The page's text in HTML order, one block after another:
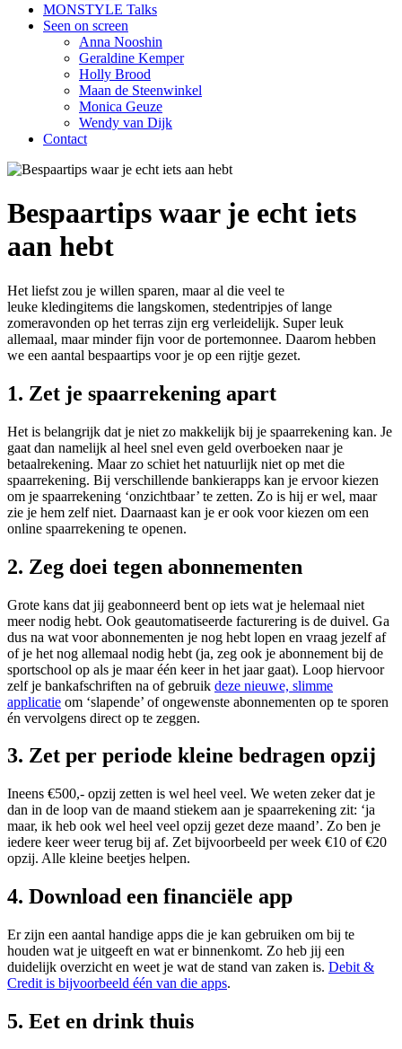
MONSTYLE Talks
Seen on screen
Anna Nooshin
Geraldine Kemper
Holly Brood
Maan de Steenwinkel
Monica Geuze
Wendy van Dijk
Contact
Bespaartips waar je echt iets
aan hebt
Het liefst zou je willen sparen, maar al die veel te
leuke kledingitems die langskomen, stedentripjes of lange
zomeravonden op het terras zijn erg verleidelijk. Super leuk
allemaal, maar minder fijn voor de portemonnee. Daarom hebben
we een aantal bespaartips voor je op een rijtje gezet.
1. Zet je spaarrekening apart
Het is belangrijk dat je niet zo makkelijk bij je spaarrekening kan. Je
gaat dan namelijk al heel snel even geld overboeken naar je
betaalrekening. Maar zo schiet het natuurlijk niet op met die
spaarrekening. Bij verschillende bankierapps kan je ervoor kiezen
om je spaarrekening ‘onzichtbaar’ te zetten. Zo is hij er wel, maar
zie je hem zelf niet. Daarnaast kan je er ook voor kiezen om een
online spaarrekening te openen.
2. Zeg doei tegen abonnementen
Grote kans dat jij geabonneerd bent op iets wat je helemaal niet
meer nodig hebt. Ook geautomatiseerde facturering is de duivel. Ga
dus na wat voor abonnementen je nog hebt lopen en vraag jezelf af
of je het nog allemaal nodig hebt (ja, zeg ook je abonnement bij de
sportschool op als je maar één keer in het jaar gaat). Loop hiervoor
zelf je bankafschriften na of gebruik deze nieuwe, slimme
applicatie om ‘slapende’ of ongewenste abonnementen op te sporen
én vervolgens direct op te zeggen.
3. Zet per periode kleine bedragen opzij
Ineens €500,- opzij zetten is wel heel veel. We weten zeker dat je
dan in de loop van de maand stiekem aan je spaarrekening zit: ‘ja
maar, ik heb ook wel heel veel opzij gezet deze maand’. Zo ben je
iedere keer weer terug bij af. Zet bijvoorbeeld per week €10 of €20
opzij. Alle kleine beetjes helpen.
4. Download een financiële app
Er zijn een aantal handige apps die je kan gebruiken om bij te
houden wat je uitgeeft en wat er binnenkomt. Zo heb jij een
duidelijk overzicht en weet je wat de stand van zaken is. Debit &
Credit is bijvoorbeeld één van die apps.
5. Eet en drink thuis